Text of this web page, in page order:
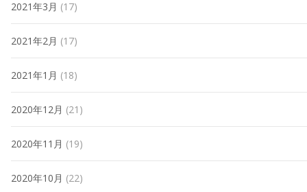
2021年3月 (17)
2021年2月 (17)
2021年1月 (18)
2020年12月 (21)
2020年11月 (19)
2020年10月 (22)